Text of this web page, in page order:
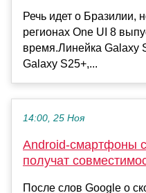
Речь идет о Бразилии,
регионах One UI 8
время.Линейка Galaxy
Galaxy S25+,...
14:00, 25 Ноя
Android-смартфоны
получат
После слов Google о